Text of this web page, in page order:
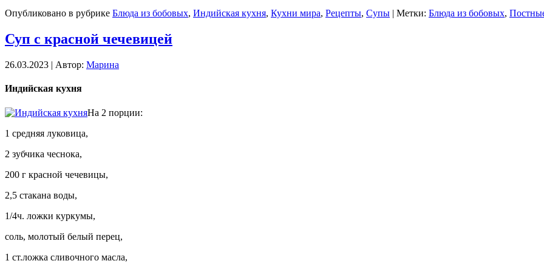
Опубликовано в рубрике Блюда из бобовых, Индийская кухня, Кухни мира, Рецепты, Супы | Метки: Блюда из бобовых,
Суп с красной чечевицей
26.03.2023 | Автор: Марина
Индийская кухня
На 2 порции:
1 средняя луковица,
2 зубчика чеснока,
200 г красной чечевицы,
2,5 стакана воды,
1/4ч. ложки куркумы,
соль, молотый белый перец,
1 ст.ложка сливочного масла,